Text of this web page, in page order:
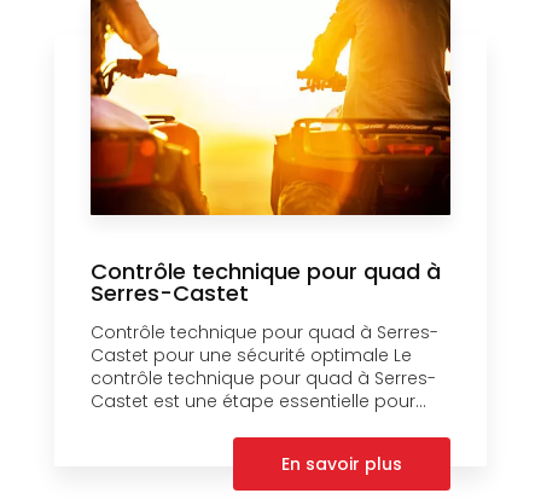
Contrôle technique pour quad à
Serres-Castet
Contrôle technique pour quad à Serres-
Castet pour une sécurité optimale Le
contrôle technique pour quad à Serres-
Castet est une étape essentielle pour...
En savoir plus